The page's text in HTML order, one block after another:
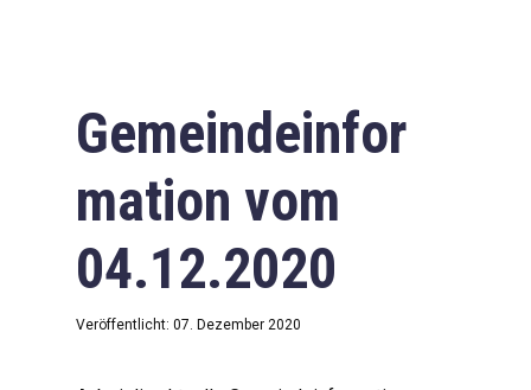
Gemeindeinfor
mation vom
04.12.2020
Veröffentlicht: 07. Dezember 2020